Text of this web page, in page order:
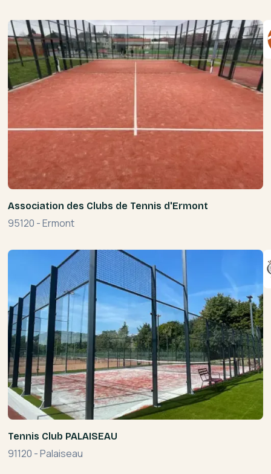
Association des Clubs de Tennis d'Ermont
95120 -Ermont
Tennis Club PALAISEAU
91120 -Palaiseau